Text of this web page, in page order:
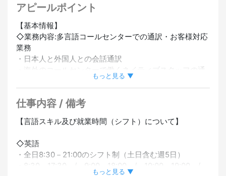
充実
#経験者優遇 #未経験OK
アピールポイント
【基本情報】
◇業務内容:多言語コールセンターでの通訳・お客様対応
業務
・日本人と外国人との会話通訳
・海外のコールセンターで働くネイティブスタッフの通
・日本語でのサポート対応
的機関などへのお問い合わせに関する通訳、メール翻訳
◇日本語レベル：ビジネスレベル(N2取得か又は同様の
もっと見る ▼
仕事内容 / 備考
【言語スキル及び就業時間（シフト）について】
◇英語
・全日8:30－21:00のシフト制（土日含む週5日）
・8:30～17:30 / 9:00～18:00 / 10:00～19:00 /
もっと見る ▼